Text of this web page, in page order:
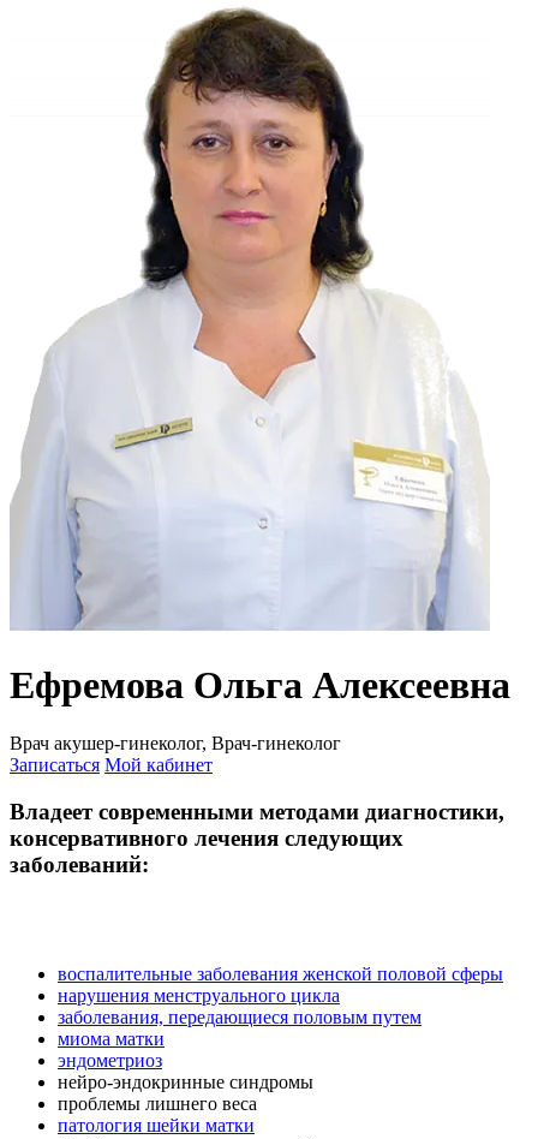
Ефремова Ольга Алексеевна
Врач акушер-гинеколог, Врач-гинеколог
Записаться Мой кабинет
Владеет современными методами диагностики,
консервативного лечения следующих
заболеваний:
воспалительные заболевания женской половой сферы
нарушения менструального цикла
заболевания, передающиеся половым путем
миома матки
эндометриоз
нейро-эндокринные синдромы
проблемы лишнего веса
патология шейки матки